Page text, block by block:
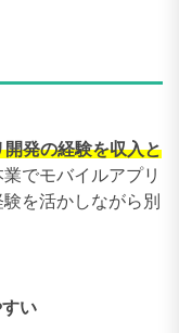
発の経験を収入と
業でモバイルアプリ
を活かしながら別
い